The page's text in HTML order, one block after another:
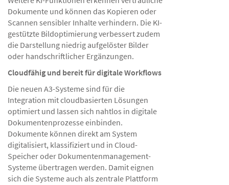
Dokumente und können das Kopieren oder
Scannen sensibler Inhalte verhindern. Die KI-
gestützte Bildoptimierung verbessert zudem
die Darstellung niedrig aufgelöster Bilder
oder handschriftlicher Ergänzungen.
Cloudfähig und bereit für digitale Workflows
Die neuen A3-Systeme sind für die
Integration mit cloudbasierten Lösungen
optimiert und lassen sich nahtlos in digitale
Dokumentenprozesse einbinden.
Dokumente können direkt am System
digitalisiert, klassifiziert und in Cloud-
Speicher oder Dokumentenmanagement-
Systeme übertragen werden. Damit eignen
sich die Systeme auch als zentrale Plattform